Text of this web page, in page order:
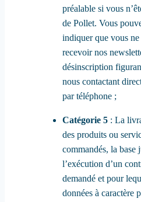
préalable si vous
de Pollet. Vous
indiquer que vous
recevoir nos
désinscription
nous contactant
par téléphone ;
Catégorie 5 : La
des produits ou
commandés, la base
l’exécution d’un
demandé et pour
données à caractère